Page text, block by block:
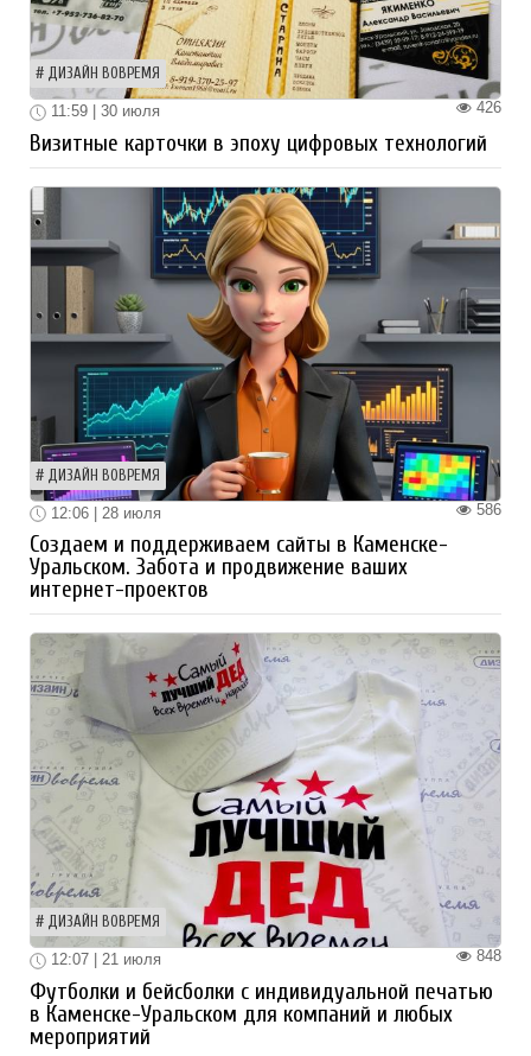
ДИЗАЙН ВОВРЕМЯ
426
11:59 | 30 июля
Визитные карточки в эпоху цифровых технологий
ДИЗАЙН ВОВРЕМЯ
586
12:06 | 28 июля
Создаем и поддерживаем сайты в Каменске-
Уральском. Забота и продвижение ваших
интернет-проектов
ДИЗАЙН ВОВРЕМЯ
848
12:07 | 21 июля
Футболки и бейсболки с индивидуальной печатью
в Каменске-Уральском для компаний и любых
мероприятий